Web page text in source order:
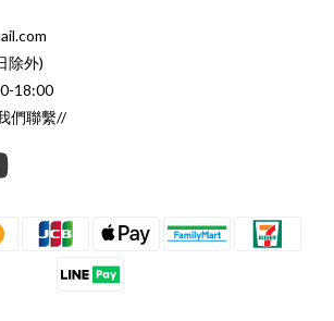
除外)
18:00
們聯繫//